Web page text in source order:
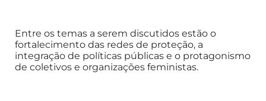
Entre os temas a serem discutidos estão o
fortalecimento das redes de proteção, a
integração de políticas públicas e o protagonismo
de coletivos e organizações feministas.